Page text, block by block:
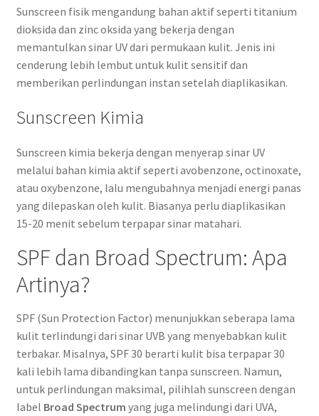
Sunscreen fisik mengandung bahan aktif seperti titanium
dioksida dan zinc oksida yang bekerja dengan
memantulkan sinar UV dari permukaan kulit. Jenis ini
cenderung lebih lembut untuk kulit sensitif dan
memberikan perlindungan instan setelah diaplikasikan.
Sunscreen Kimia
Sunscreen kimia bekerja dengan menyerap sinar UV
melalui bahan kimia aktif seperti avobenzone, octinoxate,
atau oxybenzone, lalu mengubahnya menjadi energi panas
yang dilepaskan oleh kulit. Biasanya perlu diaplikasikan
15-20 menit sebelum terpapar sinar matahari.
SPF dan Broad Spectrum: Apa
Artinya?
SPF (Sun Protection Factor) menunjukkan seberapa lama
kulit terlindungi dari sinar UVB yang menyebabkan kulit
terbakar. Misalnya, SPF 30 berarti kulit bisa terpapar 30
kali lebih lama dibandingkan tanpa sunscreen. Namun,
untuk perlindungan maksimal, pilihlah sunscreen dengan
label Broad Spectrum yang juga melindungi dari UVA,